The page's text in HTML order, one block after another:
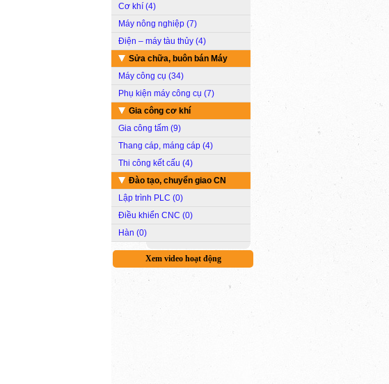
Cơ khí (4)
Máy nông nghiệp (7)
Điện – máy tàu thủy (4)
Sửa chữa, buôn bán Máy
Máy công cụ (34)
Phụ kiện máy công cụ (7)
Gia công cơ khí
Gia công tấm (9)
Thang cáp, máng cáp (4)
Thi công kết cấu (4)
Đào tạo, chuyển giao CN
Lập trình PLC (0)
Điều khiển CNC (0)
Hàn (0)
Xem video hoạt động